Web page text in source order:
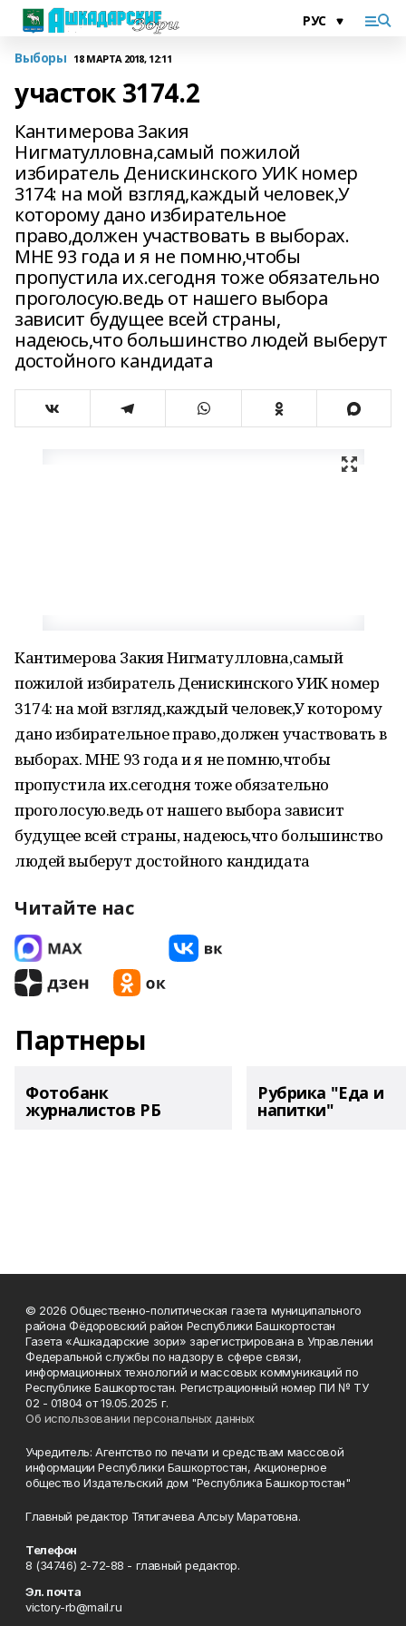
Выборы 18 МАРТА 2018, 12:11
участок 3174.2
Кантимерова Закия
Нигматулловна,самый пожилой
избиратель Денискинского УИК номер
3174: на мой взгляд,каждый человек,У
которому дано избирательное
право,должен участвовать в выборах.
МНЕ 93 года и я не помню,чтобы
пропустила их.сегодня тоже обязательно
проголосую.ведь от нашего выбора
зависит будущее всей страны,
надеюсь,что большинство людей выберут
достойного кандидата
Кантимерова Закия Нигматулловна,самый
пожилой избиратель Денискинского УИК номер
3174: на мой взгляд,каждый человек,У которому
дано избирательное право,должен участвовать в
выборах. МНЕ 93 года и я не помню,чтобы
пропустила их.сегодня тоже обязательно
проголосую.ведь от нашего выбора зависит
будущее всей страны, надеюсь,что большинство
людей выберут достойного кандидата
Читайте нас
Партнеры
Фотобанк
журналистов РБ
Рубрика "Еда и
напитки"
© 2026 Общественно-политическая газета муниципального
района Фёдоровский район Республики Башкортостан
Газета «Ашкадарские зори» зарегистрирована в Управлении
Федеральной службы по надзору в сфере связи,
информационных технологий и массовых коммуникаций по
Республике Башкортостан. Регистрационный номер ПИ № ТУ
02 - 01804 от 19.05.2025 г.
Об использовании персональных данных
Учредитель: Агентство по печати и средствам массовой
информации Республики Башкортостан, Акционерное
общество Издательский дом "Республика Башкортостан"
Главный редактор Тятигачева Алсыу Маратовна.
Телефон
8 (34746) 2-72-88 - главный редактор.
Эл. почта
victory-rb@mail.ru